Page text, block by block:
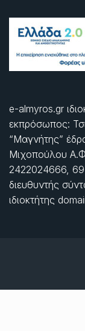
e-almyros.gr
εκπρόσωπος:
“Μαγνήτης”
Μιχοπούλου
2422024666,
διευθυντής
ιδιοκτήτης